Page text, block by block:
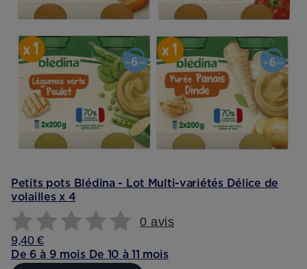
Petits pots Blédina - Lot Multi-variétés Délice de
volailles x 4
0 avis
9,40 €
De 6 à 9 mois De 10 à 11 mois